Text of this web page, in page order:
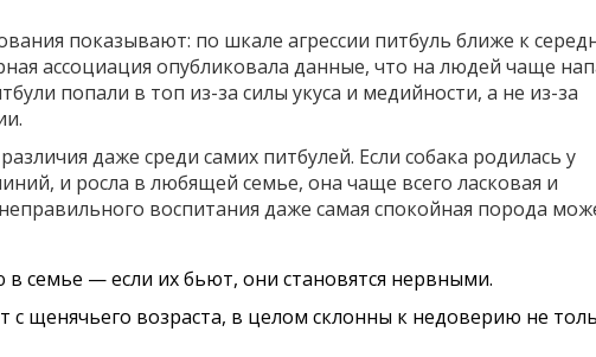
показывают: по шкале агрессии питбуль ближе к
ассоциация опубликовала данные, что на людей чаще
попали в топ из-за силы укуса и медийности, а не из-за
даже среди самих питбулей. Если собака родилась у
и росла в любящей семье, она чаще всего ласковая и
воспитания даже самая спокойная порода
в семье — если их бьют, они становятся нервными.
с щенячьего возраста, в целом склонны к недоверию не